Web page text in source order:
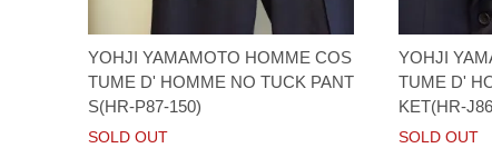
YOHJI YAMAMOTO HOMME COS
TUME D' HOMME NO TUCK PANT
S(HR-P87-150)
SOLD OUT
YOHJI
TUME D'
KET(HR-
SOLD OUT